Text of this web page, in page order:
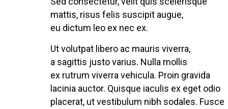
mattis, risus felis suscipit augue,
eu dictum leo ex nec ex.
Ut volutpat libero ac mauris viverra,
a sagittis justo varius. Nulla mollis
ex rutrum viverra vehicula. Proin gravida
lacinia auctor. Quisque iaculis ex eget odio
placerat, ut vestibulum nibh sodales. Fusce